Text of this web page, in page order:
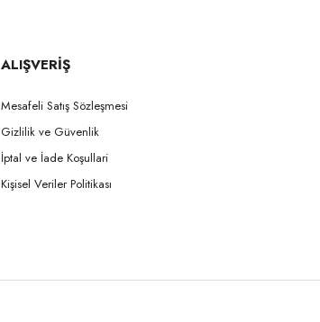
ALIŞVERİŞ
Mesafeli Satış Sözleşmesi
Gizlilik ve Güvenlik
İptal ve İade Koşullari
Kişisel Veriler Politikası